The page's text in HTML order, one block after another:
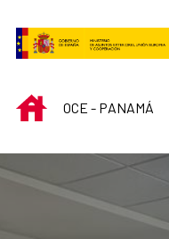
INICIOOCE - PANAMÁ